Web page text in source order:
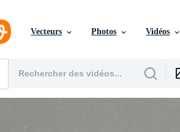
Vecteurs Photos Vidéos